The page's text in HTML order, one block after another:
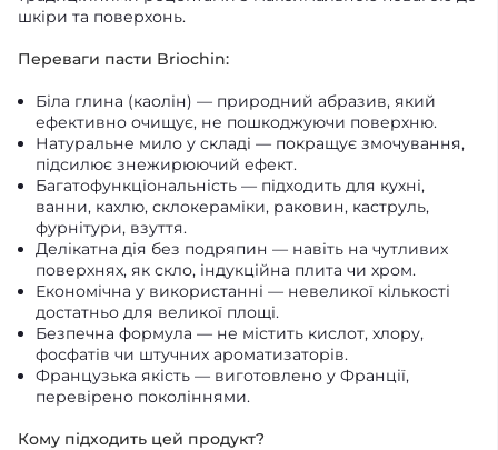
шкіри та поверхонь.
Переваги пасти Briochin:
Біла глина (каолін) — природний абразив, який
ефективно очищує, не пошкоджуючи поверхню.
Натуральне мило у складі — покращує змочування,
підсилює знежирюючий ефект.
Багатофункціональність — підходить для кухні,
ванни, кахлю, склокераміки, раковин, каструль,
фурнітури, взуття.
Делікатна дія без подряпин — навіть на чутливих
поверхнях, як скло, індукційна плита чи хром.
Економічна у використанні — невеликої кількості
достатньо для великої площі.
Безпечна формула — не містить кислот, хлору,
фосфатів чи штучних ароматизаторів.
Французька якість — виготовлено у Франції,
перевірено поколіннями.
Кому підходить цей продукт?